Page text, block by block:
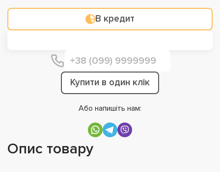
В кредит
Купити в один клік
Або напишіть нам:
Опис товару